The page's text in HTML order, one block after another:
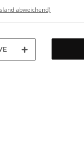
abweichend)